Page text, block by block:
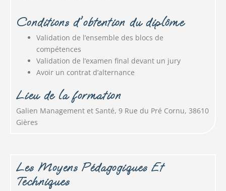
Conditions d'obtention du diplôme
Validation de l’ensemble des blocs de
compétences
Validation de l’examen final devant un jury
Avoir un contrat d’alternance
Lieu de la formation
Galien Management et Santé, 9 Rue du Pré Cornu, 38610
Gières
Les Moyens Pédagogiques Et
Techniques